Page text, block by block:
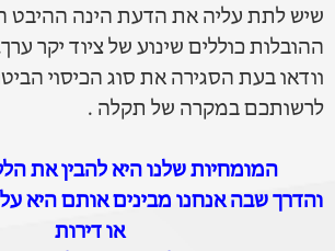
שיש לתת עליה את הדעת הינה ההיבט
ההובלות כוללים שינוע של ציוד יקר
וודאו בעת הסגירה את סוג הכיסוי
לרשותכם במקרה של תקלה .
המומחיות שלנו היא להבין את
והדרך שבה אנחנו מבינים אותם היא
או דירות